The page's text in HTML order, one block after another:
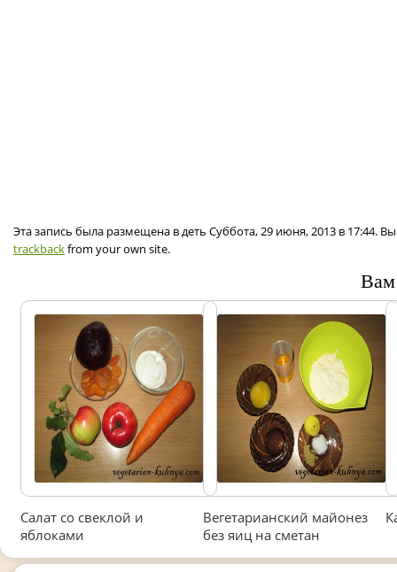
Эта запись была размещена в деть Суббота, 29 июня, 2013 в 17:44.
trackbackfrom your own site.
Вам
Салат со свеклой и
яблоками
Вегетарианский майонез
без яиц на сметан